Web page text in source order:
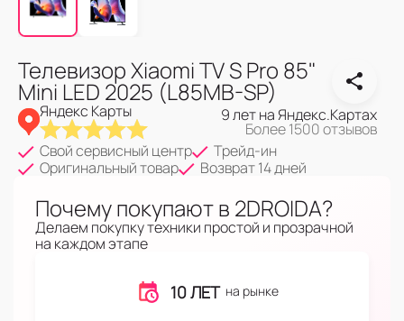
Телевизор Xiaomi TV S Pro 85"
Mini LED 2025 (L85MB-SP)
Яндекс Карты 9 лет на Яндекс.Картах
Более 1500 отзывов
Свой сервисный центр
Трейд-ин
Оригинальный товар
Возврат 14 дней
Почему покупают в 2DROIDA?
Делаем покупку техники простой и прозрачной
на каждом этапе
10 ЛЕТ на рынке